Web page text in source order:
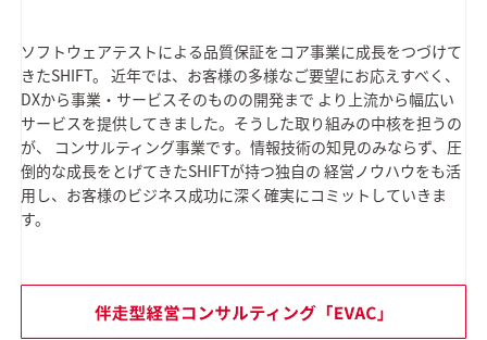
ソフトウェアテストによる品質保証をコア事業に成長をつづけて
きたSHIFT。 近年では、お客様の多様なご要望にお応えすべく、
DXから事業・サービスそのものの開発まで より上流から幅広い
サービスを提供してきました。そうした取り組みの中核を担うの
が、
コンサルティング事業です。情報技術の知見のみならず、圧
倒的な成長をとげてきたSHIFTが持つ独自の 経営ノウハウをも活
用し、お客様のビジネス成功に深く確実にコミットしていきま
す。